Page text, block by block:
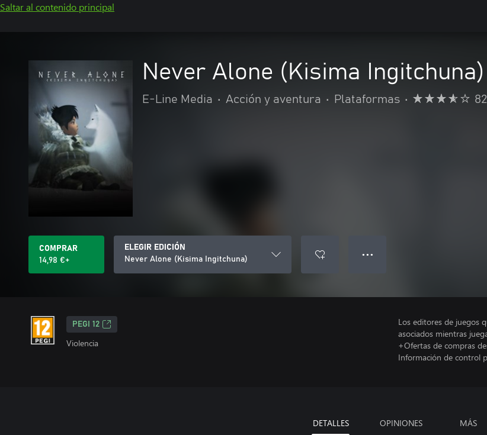
Saltar al contenido principal
Never Alone (Kisima Ingitchuna)
E-Line Media • Acción y aventura • Plataformas • 82
COMPRAR
14,98 €+
ELEGIR EDICIÓN
Never Alone (Kisima Ingitchuna)
● ● ●
PEGI 12
Violencia
Los editores de juegos
asociados mientras
+Ofertas de compras
Información de control
DETALLES OPINIONES MÁS